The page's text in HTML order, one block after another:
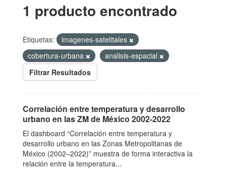
1 producto encontrado
Etiquetas:
imagenes-satelitales
cobertura-urbana
analisis-espacial
Filtrar Resultados
Correlación entre temperatura y desarrollo
urbano en las ZM de México 2002-2022
El dashboard “Correlación entre temperatura y
desarrollo urbano en las Zonas Metropolitanas de
México (2002–2022)” muestra de forma interactiva la
relación entre la temperatura...